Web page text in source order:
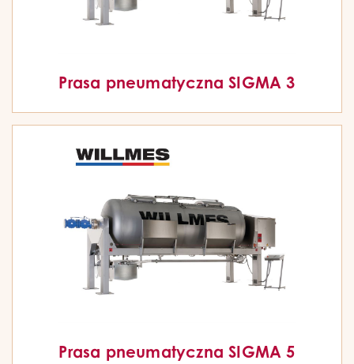
Prasa pneumatyczna SIGMA 3
Prasa pneumatyczna SIGMA 5